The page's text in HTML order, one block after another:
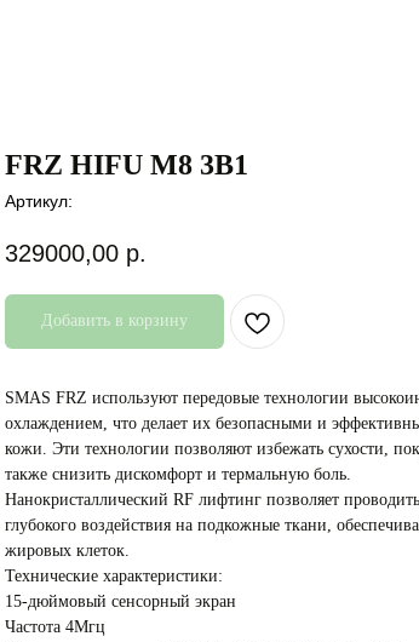
FRZ HIFU M8 3В1
Артикул:
329000,00 р.
Добавить в корзину
SMAS FRZ используют передовые технологии
охлаждением, что делает их безопасными и
кожи. Эти технологии позволяют избежать сухости,
также снизить дискомфорт и термальную боль.
Нанокристаллический RF лифтинг позволяет
глубокого воздействия на подкожные ткани,
жировых клеток.
Технические характеристики:
15-дюймовый сенсорный экран
Частота 4Мгц